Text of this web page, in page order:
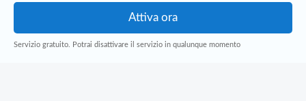
Servizio gratuito. Potrai disattivare il servizio in qualunque momento